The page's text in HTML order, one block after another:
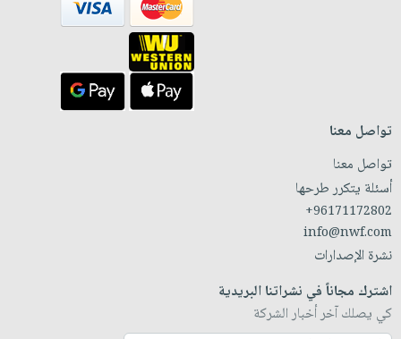
تواصل معنا
تواصل معنا
أسئلة يتكرر طرحها
+96171172802
info@nwf.com
نشرة الإصدارات
اشترك مجاناً في نشراتنا البريدية
كي يصلك آخر أخبار الشركة